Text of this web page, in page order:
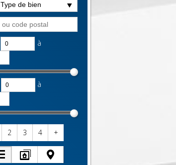
Type de bien
à
à
2 3 4 +